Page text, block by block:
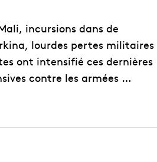
incursions dans de
lourdes pertes militaires
ont intensifié ces dernières
contre les armées …